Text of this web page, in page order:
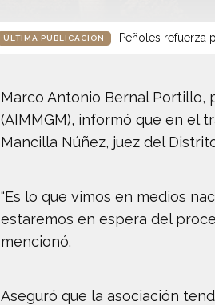
ÚLTIMA PUBLICACIÓN Peñoles refuerza
Marco Antonio Bernal Portillo,
(AIMMGM), informó que en el
Mancilla Núñez, juez del
“Es lo que vimos en medios
estaremos en espera del
mencionó.
Aseguró que la asociación